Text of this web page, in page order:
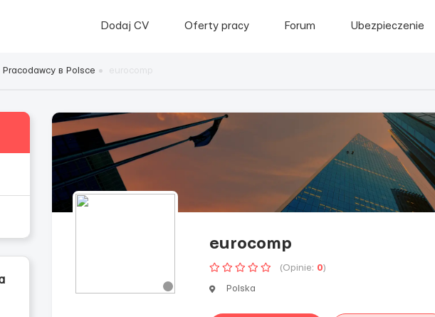
Dodaj CV Oferty pracy Forum Ubezpieczenie
Pracodawcy в Polsce
eurocomp
(Opinie: 0)
Polska